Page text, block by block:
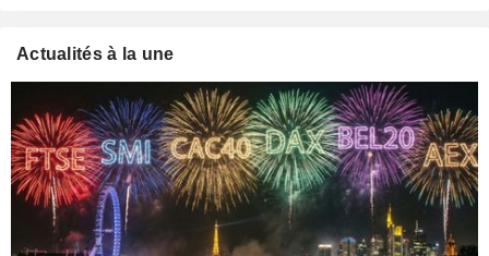
Actualités à la une